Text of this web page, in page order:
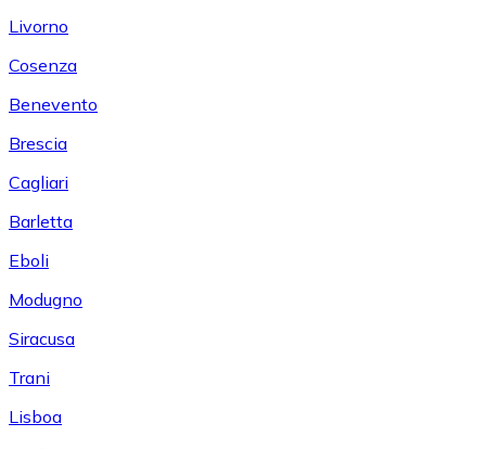
Livorno
Cosenza
Benevento
Brescia
Cagliari
Barletta
Eboli
Modugno
Siracusa
Trani
Lisboa